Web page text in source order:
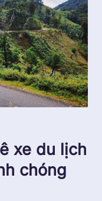
xe du lịch
chóng